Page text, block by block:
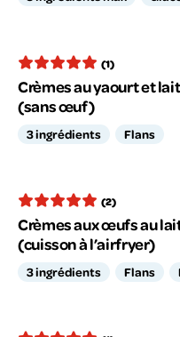
(1)
Crèmes au yaourt et
(sans œuf)
3 ingrédients Flans
(2)
Crèmes aux œufs au
(cuisson à l’airfryer)
3 ingrédients Flans